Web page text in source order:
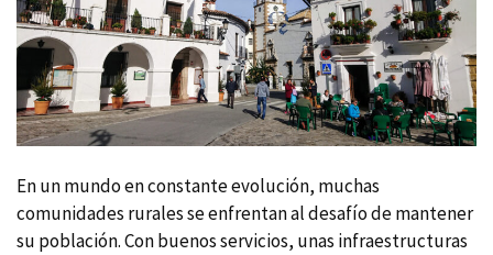
En un mundo en constante evolución, muchas
comunidades rurales se enfrentan al desafío de mantener
su población. Con buenos servicios, unas infraestructuras